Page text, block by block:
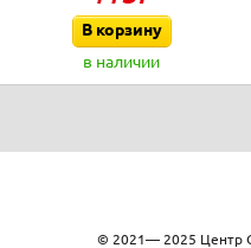
В корзину
в наличии
© 2021— 2025 Центр